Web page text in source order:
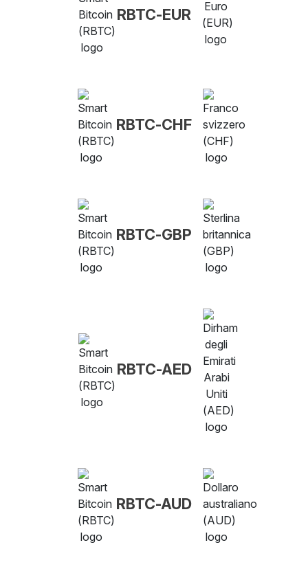
RBTC-EUR
RBTC-CHF
RBTC-GBP
RBTC-AED
RBTC-AUD